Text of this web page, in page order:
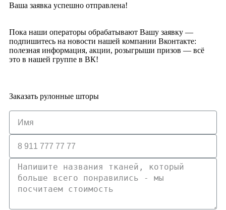
Ваша заявка успешно отправлена!
Пока наши операторы обрабатывают Вашу заявку —
подпишитесь на новости нашей компании Вконтакте:
полезная информация, акции, розыгрыши призов — всё
это в нашей группе в ВК!
Заказать рулонные шторы